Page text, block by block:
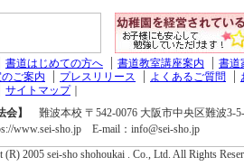
書道はじめての方へ 書道教室講座案内
書
ご案内
プレスリリース よくあるご質問
サイトマップ｜
会】
難波本校 〒542-0076 大阪市中央区難波3-
www.sei-sho.jp E-mail： info@sei-sho.jp